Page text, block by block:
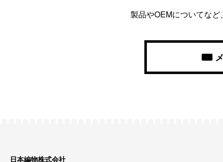
製品やOEMについてな
日本編物株式会社